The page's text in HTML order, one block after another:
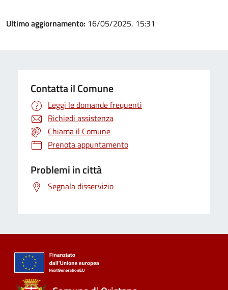
Ultimo aggiornamento: 16/05/2025, 15:31
Contatta il Comune
Leggi le domande frequenti
Richiedi assistenza
Chiama il Comune
Prenota appuntamento
Problemi in città
Segnala disservizio